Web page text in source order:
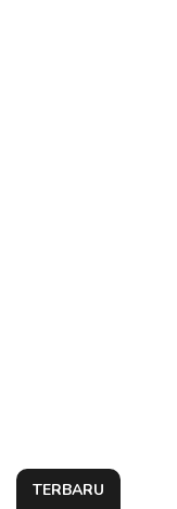
TERBARU